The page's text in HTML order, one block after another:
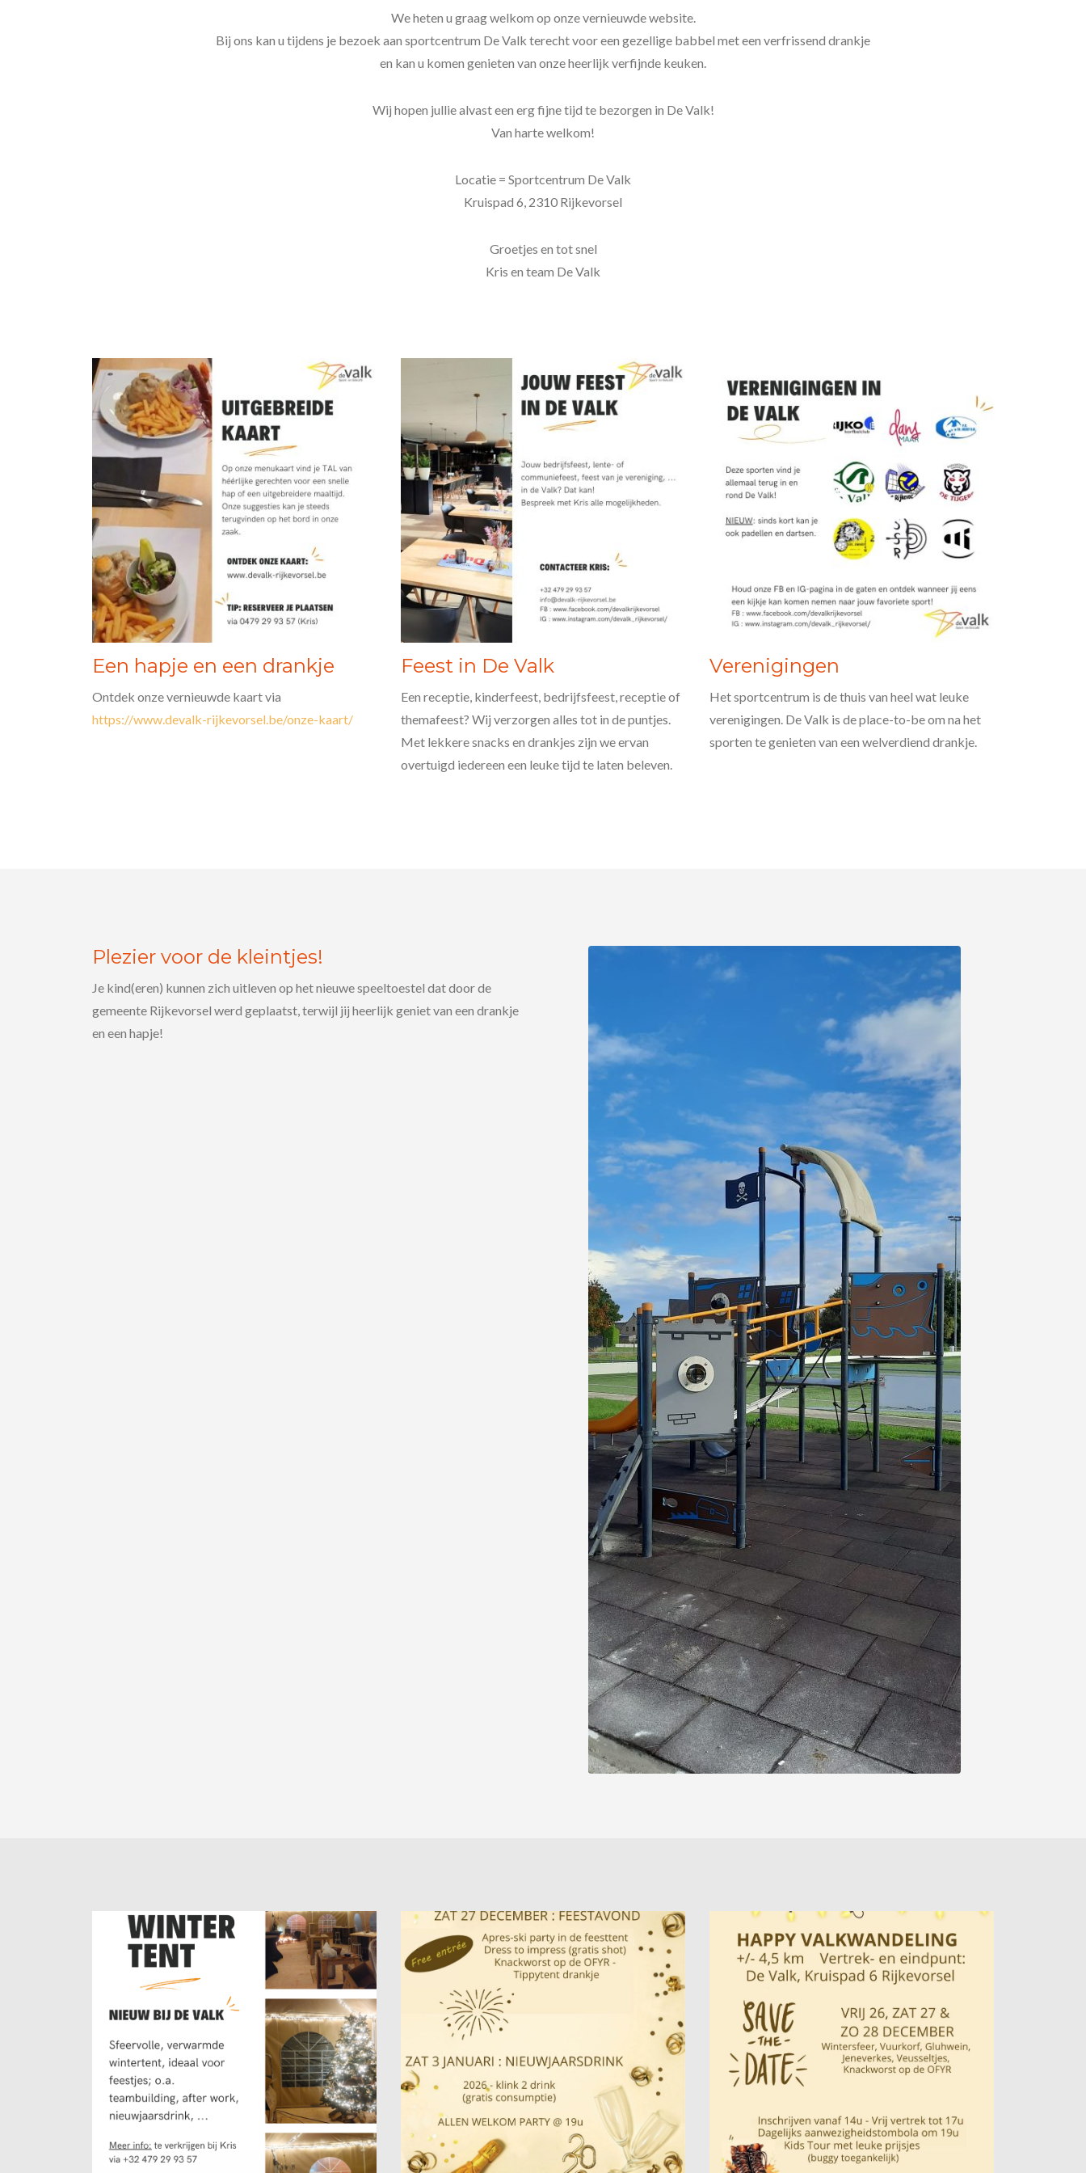
We heten u graag welkom op onze vernieuwde website.
Bij ons kan u tijdens je bezoek aan sportcentrum De Valk terecht voor een gezellige babbel met een verfrissend drankje
en kan u komen genieten van onze heerlijk verfijnde keuken.
Wij hopen jullie alvast een erg fijne tijd te bezorgen in De Valk!
Van harte welkom!
Locatie = Sportcentrum De Valk
Kruispad 6, 2310 Rijkevorsel
Groetjes en tot snel
Kris en team De Valk
Een hapje en een drankje
Ontdek onze vernieuwde kaart via
https://www.devalk-rijkevorsel.be/onze-kaart/
Feest in De Valk
Een receptie, kinderfeest, bedrijfsfeest, receptie of
themafeest? Wij verzorgen alles tot in de puntjes.
Met lekkere snacks en drankjes zijn we ervan
overtuigd iedereen een leuke tijd te laten beleven.
Verenigingen
Het sportcentrum is de thuis van heel wat leuke
verenigingen. De Valk is de place-to-be om na het
sporten te genieten van een welverdiend drankje.
Plezier voor de kleintjes!
Je kind(eren) kunnen zich uitleven op het nieuwe speeltoestel dat door de
gemeente Rijkevorsel werd geplaatst, terwijl jij heerlijk geniet van een drankje
en een hapje!